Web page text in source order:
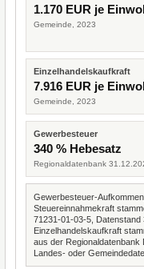
1.170 EUR je
Gemeinde, 2023
Einzelhandelskaufkraft
7.916 EUR je
Gemeinde, 2023
Gewerbesteuer
340 % Hebesatz
Regionaldatenbank
Gewerbesteuer-
Steuereinnahmekraft
71231-01-03-5,
Einzelhandelskaufkraft
aus der Regionaldatenbank
Landes- oder